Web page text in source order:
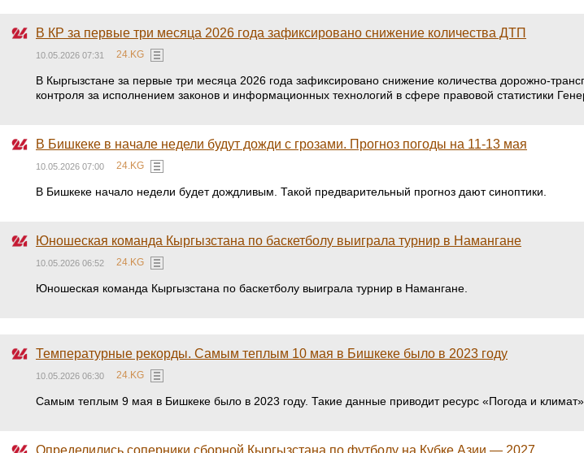
В КР за первые три месяца 2026 года зафиксировано снижение количества ДТП
10.05.2026 07:31 24.KG
В Кыргызстане за первые три месяца 2026 года зафиксировано снижение количества дорожно-
контроля за исполнением законов и информационных технологий в сфере правовой статистики
В Бишкеке в начале недели будут дожди с грозами. Прогноз погоды на 11-13 мая
10.05.2026 07:00 24.KG
В Бишкеке начало недели будет дождливым. Такой предварительный прогноз дают синоптики.
Юношеская команда Кыргызстана по баскетболу выиграла турнир в Намангане
10.05.2026 06:52 24.KG
Юношеская команда Кыргызстана по баскетболу выиграла турнир в Намангане.
Температурные рекорды. Самым теплым 10 мая в Бишкеке было в 2023 году
10.05.2026 06:30 24.KG
Самым теплым 9 мая в Бишкеке было в 2023 году. Такие данные приводит ресурс «Погода и климат».
Определились соперники сборной Кыргызстана по футболу на Кубке Азии — 2027